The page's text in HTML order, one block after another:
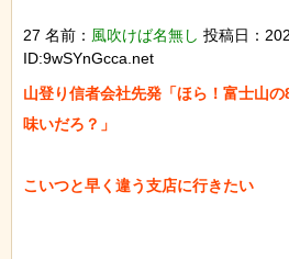
27 名前： 風吹けば名無し 投稿日：
ID:9wSYnGcca.net
山登り信者会社先発「ほら！富士山
味いだろ？」
こいつと早く違う支店に行きたい